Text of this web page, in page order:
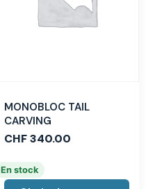
MONOBLOC TAIL
CARVING
CHF340.00
En stock